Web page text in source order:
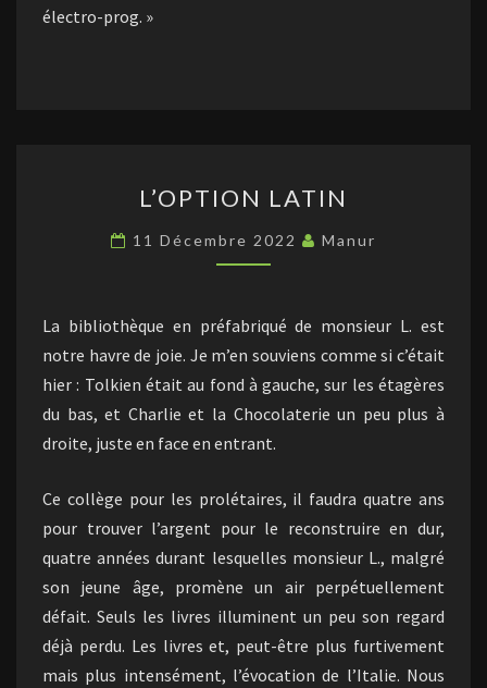
électro-prog. »
LATIN
L’OPTION LATIN
11 Décembre 2022 Manur
La bibliothèque en préfabriqué de monsieur L. est
notre havre de joie. Je m’en souviens comme si c’était
hier : Tolkien était au fond à gauche, sur les étagères
du bas, et Charlie et la Chocolaterie un peu plus à
droite, juste en face en entrant.
Ce collège pour les prolétaires, il faudra quatre ans
pour trouver l’argent pour le reconstruire en dur,
quatre années durant lesquelles monsieur L., malgré
son jeune âge, promène un air perpétuellement
défait. Seuls les livres illuminent un peu son regard
déjà perdu. Les livres et, peut-être plus furtivement
mais plus intensément, l’évocation de l’Italie. Nous